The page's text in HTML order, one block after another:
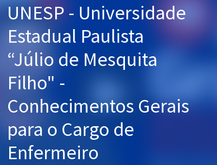
Cursos 20% OFF
Pós
Graduação
OAB
Mentorias
Conteúdo gratuito
UNESP - Universidade
Estadual Paulista
“Júlio de Mesquita
Filho" -
Conhecimentos Gerais
para o Cargo de
Enfermeiro